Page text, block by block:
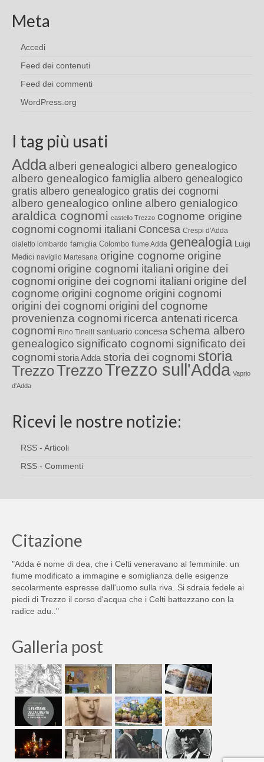
Meta
Accedi
Feed dei contenuti
Feed dei commenti
WordPress.org
I tag più usati
Adda alberi genealogici albero genealogico
albero genealogico famiglia albero genealogico
gratis albero genealogico gratis dei cognomi
albero genealogico online albero genialogico
araldica cognomi castello Trezzo cognome origine
cognomi cognomi italiani Concesa Crespi d'Adda
dialetto lombardo famiglia Colombo fiume Adda genealogia Luigi
Medici naviglio Martesana origine cognome origine
cognomi origine cognomi italiani origine dei
cognomi origine dei cognomi italiani origine del
cognome origini cognome origini cognomi
origini dei cognomi origini del cognome
provenienza cognomi ricerca antenati ricerca
cognomi Rino Tinelli santuario concesa schema albero
genealogico significato cognomi significato dei
cognomi storia Adda storia dei cognomi storia
TrezzoTrezzoTrezzo sull'Adda Vaprio
d'Adda
Ricevi le nostre notizie:
RSS - Articoli
RSS - Commenti
Citazione
"Adda è nome di dea, che i Celti veneravano al femminile: un
fiume modificato a immagine e somiglianza delle esigenze
secolarmente espresse dall'uomo sulla riva. Si sdraia fedele ai
piedi di Trezzo il corso d'acqua che i Celti battezzano con la
radice adu.."
Galleria post